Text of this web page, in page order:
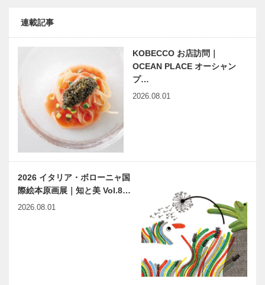
連載記事
KOBECCO お店訪問｜
OCEAN PLACE オーシャン
プ…
2026.08.01
2026 イタリア・ボローニャ国
際絵本原画展｜知と美 Vol.8…
2026.08.01